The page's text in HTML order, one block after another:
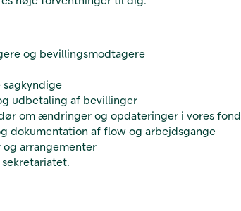
og bevillingsmodtagere
udbetaling af bevillinger
om ændringer og opdateringer i vores
dokumentation af flow og arbejdsgange
arrangementer